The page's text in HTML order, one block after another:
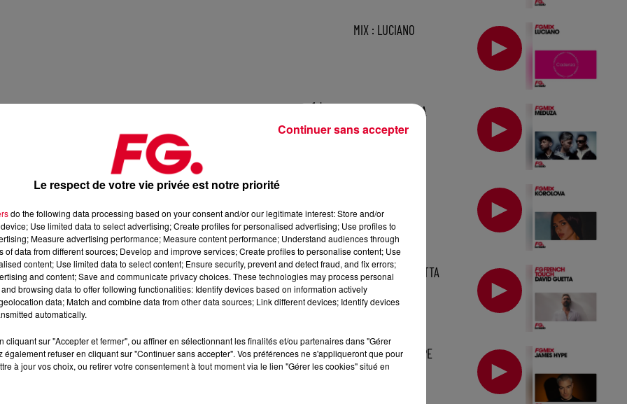
1 h
FG (IOShttps://urlz.fr/hhZx- Google Play
programmation house, deep, et électro
MIX : LUCIANO
FG MIX : MEDUZA
MIX : DAVID GUETTA
MIX : JAMES HYPE
Le respect de votre vie privée est notre priorité
do the following data processing based on your consent and/or our legitimate interest: Store and/or
Use limited data to select advertising; Create profiles for personalised advertising; Use profiles to
Measure advertising performance; Measure content performance; Understand audiences through
of data from different sources; Develop and improve services; Create profiles to personalise content; Use
content; Use limited data to select content; Ensure security, prevent and detect fraud, and fix errors;
and content; Save and communicate privacy choices. These technologies may process personal
browsing data to offer following functionalities: Identify devices based on information actively
data; Match and combine data from other data sources; Link different devices; Identify devices
automatically.
cliquant sur "Accepter et fermer", ou affiner en sélectionnant les finalités et/ou partenaires dans "Gérer
également refuser en cliquant sur "Continuer sans accepter". Vos préférences ne s'appliqueront que pour
à jour vos choix, ou retirer votre consentement à tout moment via le lien "Gérer les cookies" situé en
Continuer sans accepter